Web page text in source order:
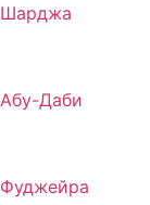
Шарджа
Абу-Даби
Фуджейра